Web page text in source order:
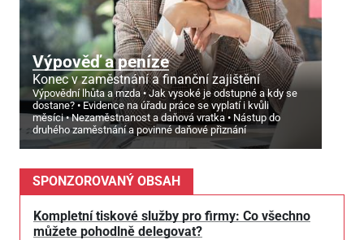
Výpověď a peníze
Konec v zaměstnání a finanční zajištění
Výpovědní lhůta a mzda
Jak vysoké je odstupné a kdy se
dostane?
Evidence na úřadu práce se vyplatí i kvůli
měsíci
Nezaměstnanost a daňová vratka
Nástup do
druhého zaměstnání a povinné daňové přiznání
SPONZOROVANÝ OBSAH
Kompletní tiskové služby pro firmy: Co všechno
můžete pohodlně delegovat?